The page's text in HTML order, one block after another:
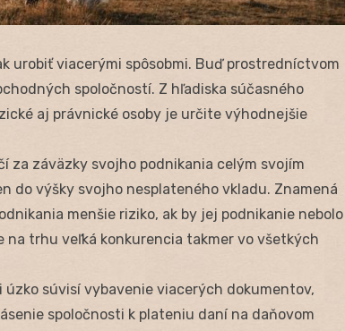
urobiť viacerými spôsobmi. Buď prostredníctvom
spoločností. Z hľadiska súčasného
aj právnické osoby je určite výhodnejšie
za záväzky svojho podnikania celým svojím
do výšky svojho nesplateného vkladu. Znamená
menšie riziko, ak by jej podnikanie nebolo
na trhu veľká konkurencia takmer vo všetkých
súvisí vybavenie viacerých dokumentov,
spoločnosti k plateniu daní na daňovom